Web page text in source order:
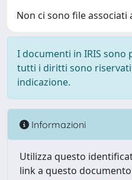
Non ci sono file
I documenti in IRIS
tutti i diritti sono
indicazione.
Informazioni
Utilizza questo
link a questo